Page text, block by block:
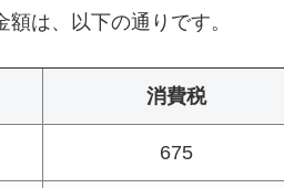
は、以下の通りです。
消費税
675